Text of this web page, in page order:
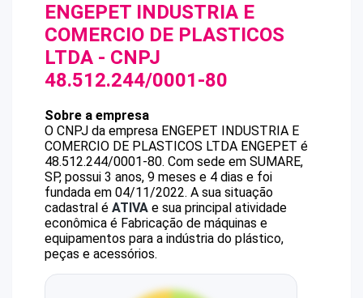
ENGEPET INDUSTRIA E
COMERCIO DE PLASTICOS
LTDA - CNPJ
48.512.244/0001-80
Sobre a empresa
O CNPJ da empresa ENGEPET INDUSTRIA E
COMERCIO DE PLASTICOS LTDA ENGEPET é
48.512.244/0001-80. Com sede em SUMARE,
SP, possui 3 anos, 9 meses e 4 dias e foi
fundada em 04/11/2022. A sua situação
cadastral é ATIVA e sua principal atividade
econômica é Fabricação de máquinas e
equipamentos para a indústria do plástico,
peças e acessórios.